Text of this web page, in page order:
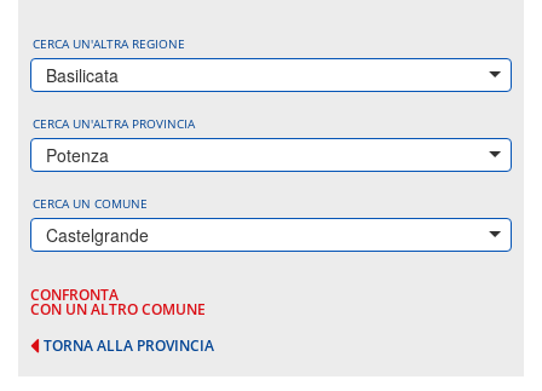
CERCA UN'ALTRA REGIONE
Basilicata
CERCA UN'ALTRA PROVINCIA
Potenza
CERCA UN COMUNE
Castelgrande
CONFRONTA
CON UN ALTRO COMUNE
TORNA ALLA PROVINCIA